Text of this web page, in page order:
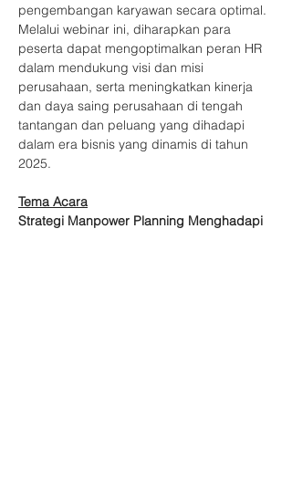
pengembangan karyawan secara optimal.
Melalui webinar ini, diharapkan para
peserta dapat mengoptimalkan peran HR
dalam mendukung visi dan misi
perusahaan, serta meningkatkan kinerja
dan daya saing perusahaan di tengah
tantangan dan peluang yang dihadapi
dalam era bisnis yang dinamis di tahun
2025.
Tema Acara
Strategi Manpower Planning Menghadapi